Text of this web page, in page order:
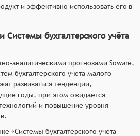
и эффективно использовать его в
Системы бухгалтерского учёта
аналитическими прогнозами Soware,
бухгалтерского учёта малого
развиваться тенденции,
годы, при этом ожидается
и повышение уровня
«Системы бухгалтерского учёта